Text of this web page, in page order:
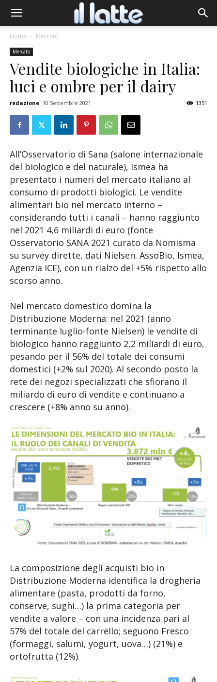
Home Mercato
Mercato
Vendite biologiche in Italia:
luci e ombre per il dairy
redazione 10 Settembre 2021 1351
All’Osservatorio di Sana (salone internazionale
del biologico e del naturale), Ismea ha
presentato i numeri del mercato italiano al
consumo di prodotti biologici. Le vendite
alimentari bio nel mercato interno –
considerando tutti i canali – hanno raggiunto
nel 2021 4,6 miliardi di euro (fonte
Osservatorio SANA 2021 curato da Nomisma
su survey dirette, dati Nielsen. AssoBio, Ismea,
Agenzia ICE), con un rialzo del +5% rispetto allo
scorso anno.
Nel mercato domestico domina la
Distribuzione Moderna: nel 2021 (anno
terminante luglio-fonte Nielsen) le vendite di
biologico hanno raggiunto 2,2 miliardi di euro,
pesando per il 56% del totale dei consumi
domestici (+2% sul 2020). Al secondo posto la
rete dei negozi specializzati che sfiorano il
miliardo di euro di vendite e continuano a
crescere (+8% anno su anno).
La composizione degli acquisti bio in
Distribuzione Moderna identifica la drogheria
alimentare (pasta, prodotti da forno,
conserve, sughi…) la prima categoria per
vendite a valore – con una incidenza pari al
57% del totale del carrello; seguono Fresco
(formaggi, salumi, yogurt, uova…) (21%) e
ortofrutta (12%).